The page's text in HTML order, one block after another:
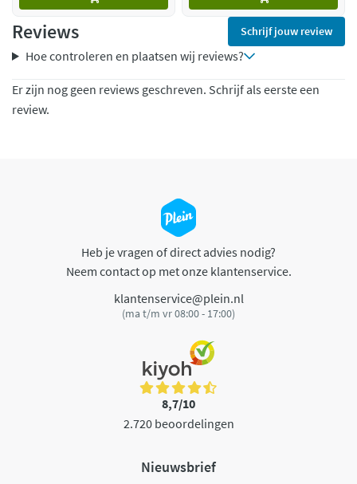
Reviews Schrijf jouw review
Hoe controleren en plaatsen wij reviews?
Er zijn nog geen reviews geschreven. Schrijf als eerste een
review.
Heb je vragen of direct advies nodig?
Neem contact op met onze klantenservice.
klantenservice@plein.nl
(ma t/m vr 08:00 - 17:00)
8,7/10
2.720 beoordelingen
Nieuwsbrief